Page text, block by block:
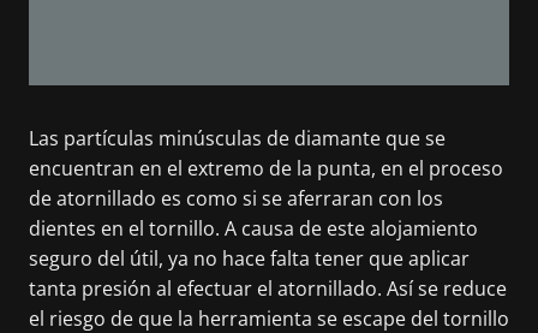
Las partículas minúsculas de diamante que se
encuentran en el extremo de la punta, en el proceso
de atornillado es como si se aferraran con los
dientes en el tornillo. A causa de este alojamiento
seguro del útil, ya no hace falta tener que aplicar
tanta presión al efectuar el atornillado. Así se reduce
el riesgo de que la herramienta se escape del tornillo